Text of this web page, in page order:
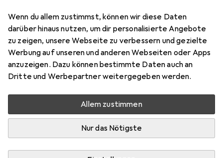
Wenn du allem zustimmst, können wir diese Daten
darüber hinaus nutzen, um dir personalisierte Angebote
zu zeigen, unsere Webseite zu verbessern und gezielte
Werbung auf unseren und anderen Webseiten oder Apps
anzuzeigen. Dazu können bestimmte Daten auch an
Dritte und Werbepartner weitergegeben werden.
Allem zustimmen
Nur das Nötigste
206
Bewertungen Marke
Mehr von Dipos
Mehr als 10 Stück an Lager beim Drittanbieter
Lieferort angeben für genaue Lieferzeit